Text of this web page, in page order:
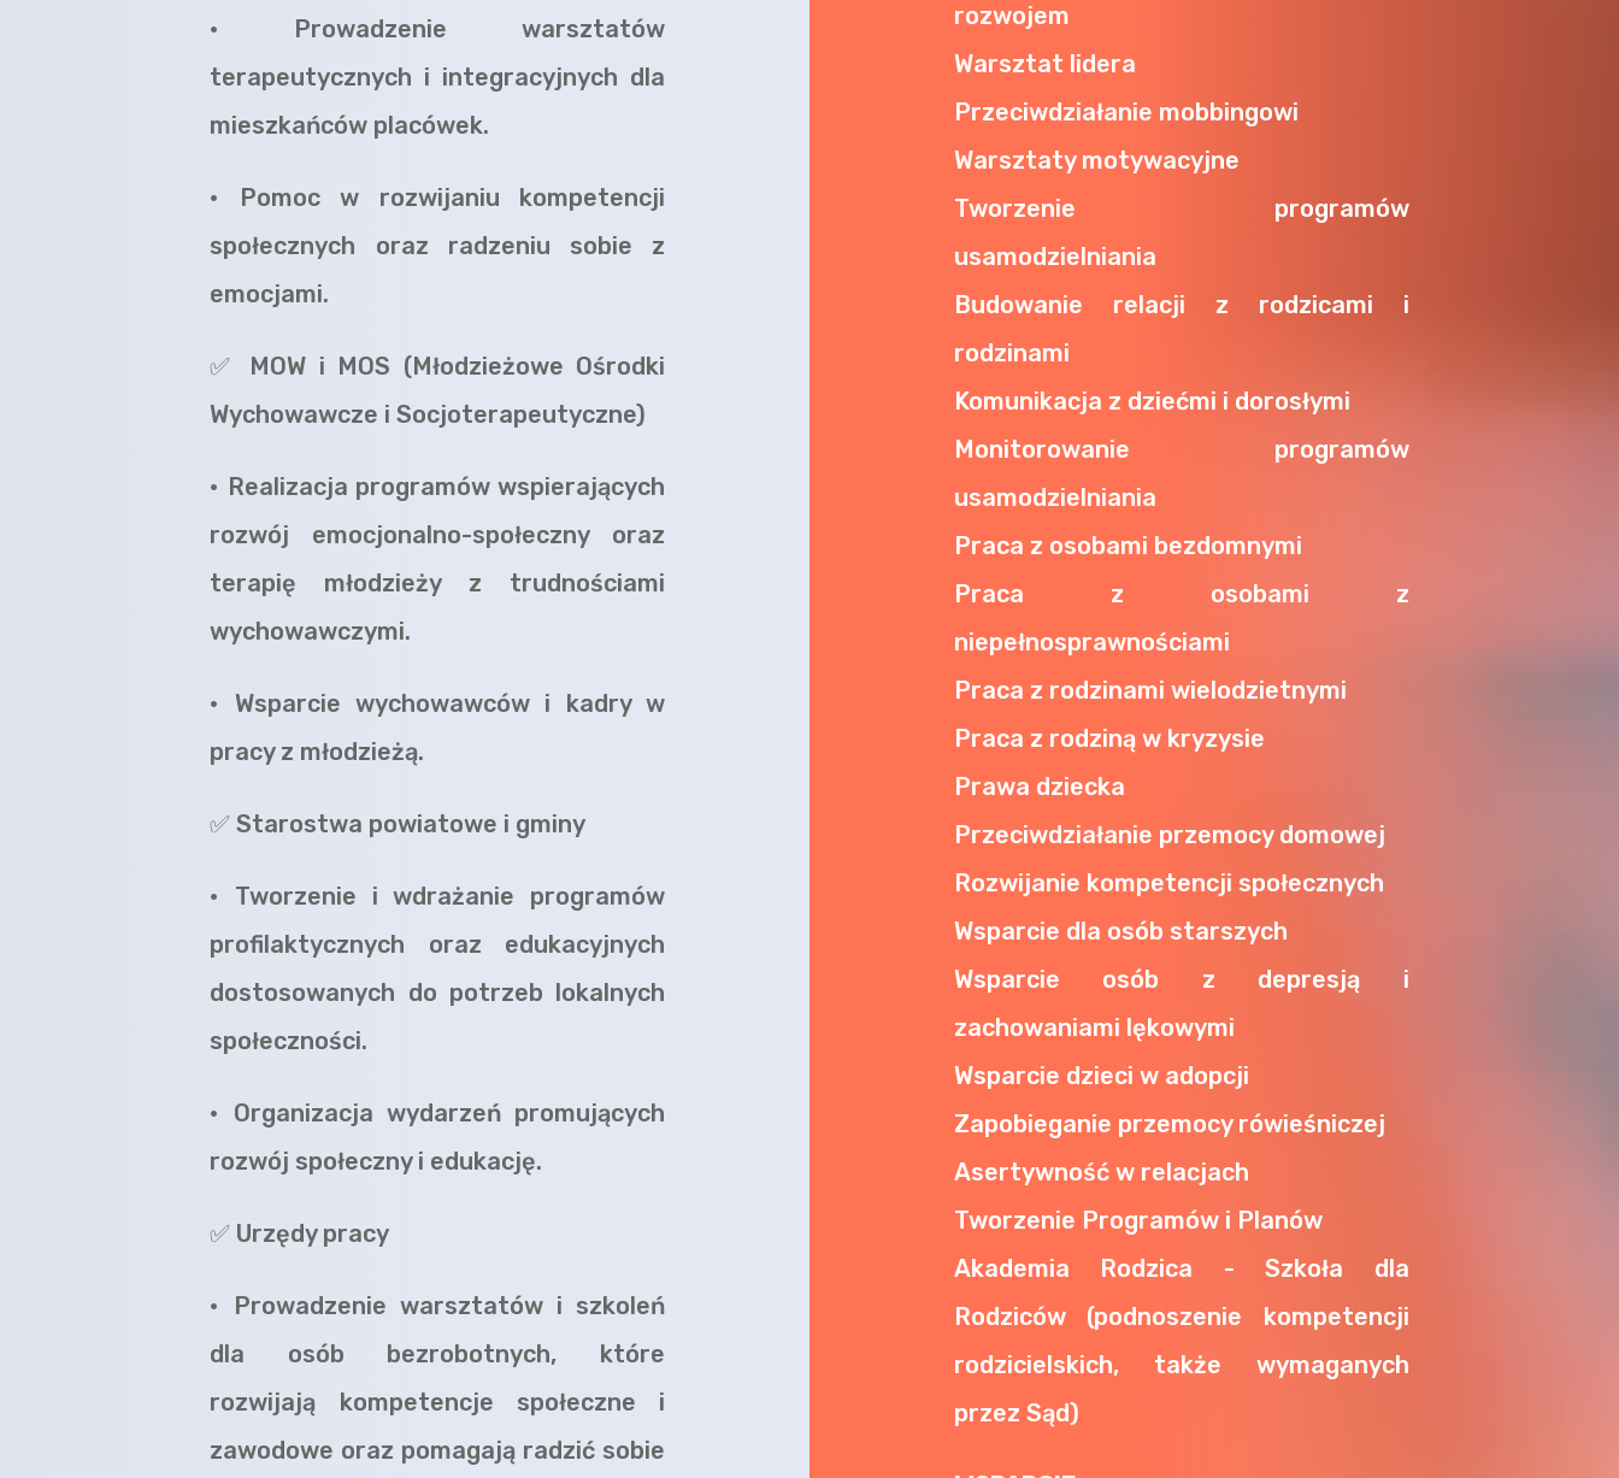
•
Prowadzenie warsztatów
terapeutycznych i integracyjnych dla
mieszkańców placówek.
•
Pomoc w rozwijaniu kompetencji
społecznych oraz radzeniu sobie z
emocjami.
✅ MOW i MOS (Młodzieżowe Ośrodki
Wychowawcze i Socjoterapeutyczne)
• Realizacja programów wspierających
rozwój emocjonalno-społeczny oraz
terapię młodzieży z trudnościami
wychowawczymi.
•
Wsparcie wychowawców i kadry w
pracy z młodzieżą.
✅Starostwa powiatowe i gminy
•
Tworzenie i wdrażanie programów
profilaktycznych oraz edukacyjnych
dostosowanych do potrzeb lokalnych
społeczności.
•
Organizacja wydarzeń promujących
rozwój społeczny i edukację.
✅ Urzędy pracy
•
Prowadzenie warsztatów i szkoleń
dla osób bezrobotnych, które
rozwijają kompetencje społeczne i
zawodowe oraz pomagają radzić sobie
rozwojem
Warsztat lidera
Przeciwdziałanie mobbingowi
Warsztaty motywacyjne
Tworzenie programów
usamodzielniania
Budowanie relacji z rodzicami i
rodzinami
Komunikacja z dziećmi i dorosłymi
Monitorowanie programów
usamodzielniania
Praca z osobami bezdomnymi
Praca z osobami z
niepełnosprawnościami
Praca z rodzinami wielodzietnymi
Praca z rodziną w kryzysie
Prawa dziecka
Przeciwdziałanie przemocy domowej
Rozwijanie kompetencji społecznych
Wsparcie dla osób starszych
Wsparcie osób z depresją i
zachowaniami lękowymi
Wsparcie dzieci w adopcji
Zapobieganie przemocy rówieśniczej
Asertywność w relacjach
Tworzenie Programów i Planów
Akademia Rodzica - Szkoła dla
Rodziców (podnoszenie kompetencji
rodzicielskich, także wymaganych
przez Sąd)